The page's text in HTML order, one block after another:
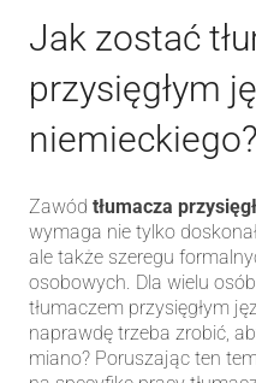
Jak zostać
przysięgłym
niemieckiego?
Zawód tłumacza
wymaga nie tylko
ale także szeregu
osobowych. Dla wielu
tłumaczem przysięgłym
naprawdę trzeba zrobić,
miano? Poruszając ten